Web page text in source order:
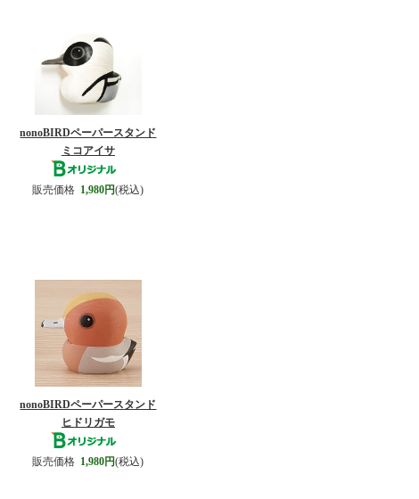
nonoBIRDペーパースタンド
ミコアイサ
販売価格 1,980円(税込)
nonoBIRDペーパースタンド
ヒドリガモ
販売価格 1,980円(税込)